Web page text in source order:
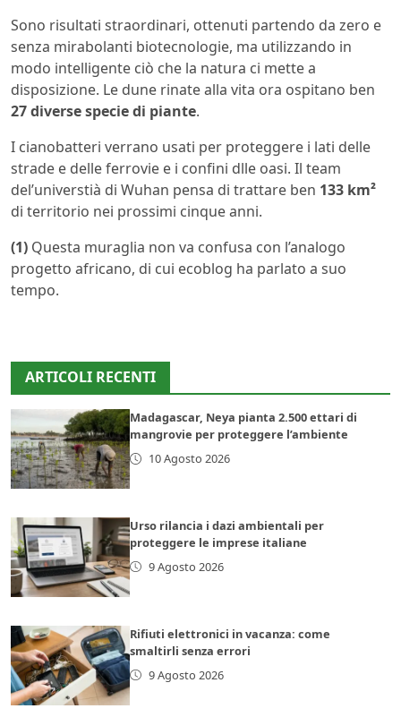
Sono risultati straordinari, ottenuti partendo da zero e
senza mirabolanti biotecnologie, ma utilizzando in
modo intelligente ciò che la natura ci mette a
disposizione. Le dune rinate alla vita ora ospitano ben
27 diverse specie di piante.
I cianobatteri verrano usati per proteggere i lati delle
strade e delle ferrovie e i confini dlle oasi. Il team
del’universtià di Wuhan pensa di trattare ben 133 km²
di territorio nei prossimi cinque anni.
(1) Questa muraglia non va confusa con l’analogo
progetto africano, di cui ecoblog ha parlato a suo
tempo.
ARTICOLI RECENTI
Madagascar, Neya pianta 2.500 ettari di
mangrovie per proteggere l’ambiente
10 Agosto 2026
Urso rilancia i dazi ambientali per
proteggere le imprese italiane
9 Agosto 2026
Rifiuti elettronici in vacanza: come
smaltirli senza errori
9 Agosto 2026